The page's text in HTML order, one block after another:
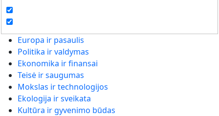
Europa ir pasaulis
Politika ir valdymas
Ekonomika ir finansai
Teisė ir saugumas
Mokslas ir technologijos
Ekologija ir sveikata
Kultūra ir gyvenimo būdas